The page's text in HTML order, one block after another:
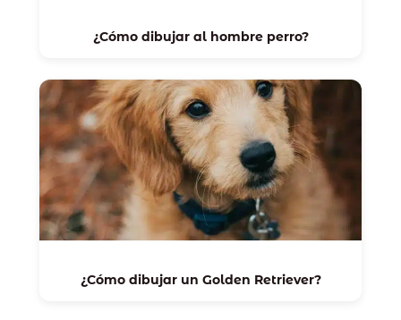
¿Cómo dibujar al hombre perro?
¿Cómo dibujar un Golden Retriever?